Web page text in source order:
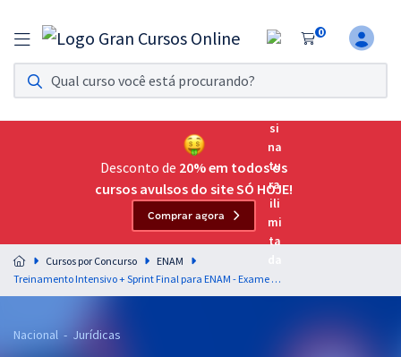
0
Assinatura Ilimitada 11
Acesso a todos os cursos. Teste grátis por 7 dias!
Assinatura OAB Até Passar
Acesso ilimitado a toda preparação para o Exame da
Residências Multiprofissionais
Preparação completa e intensiva para as principais
residências em saúde do Brasil
Desconto de 20% em todos os
cursos avulsos do site SÓ HOJE!
Comprar agora
Cursos por Concurso
ENAM
Treinamento Intensivo + Sprint Final para ENAM - Exame Nacional da Magistratura - 5ª Edição (Pós-Edital)
Nacional - Jurídicas